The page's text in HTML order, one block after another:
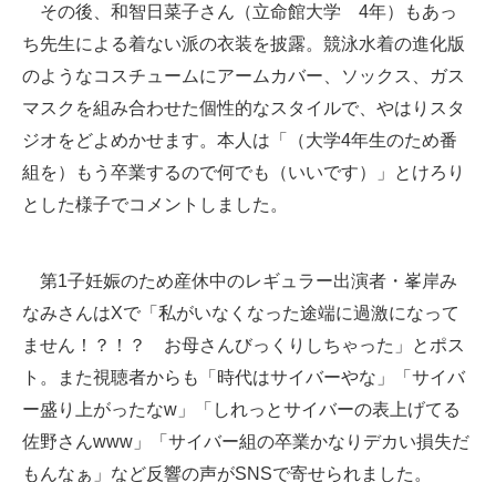
その後、和智日菜子さん（立命館大学 4年）もあっ
ち先生による着ない派の衣装を披露。競泳水着の進化版
のようなコスチュームにアームカバー、ソックス、ガス
マスクを組み合わせた個性的なスタイルで、やはりスタ
ジオをどよめかせます。本人は「（大学4年生のため番
組を）もう卒業するので何でも（いいです）」とけろり
とした様子でコメントしました。
第1子妊娠のため産休中のレギュラー出演者・峯岸み
なみさんはXで「私がいなくなった途端に過激になって
ません！？！？ お母さんびっくりしちゃった」とポス
ト。また視聴者からも「時代はサイバーやな」「サイバ
ー盛り上がったなw」「しれっとサイバーの表上げてる
佐野さんwww」「サイバー組の卒業かなりデカい損失だ
もんなぁ」など反響の声がSNSで寄せられました。